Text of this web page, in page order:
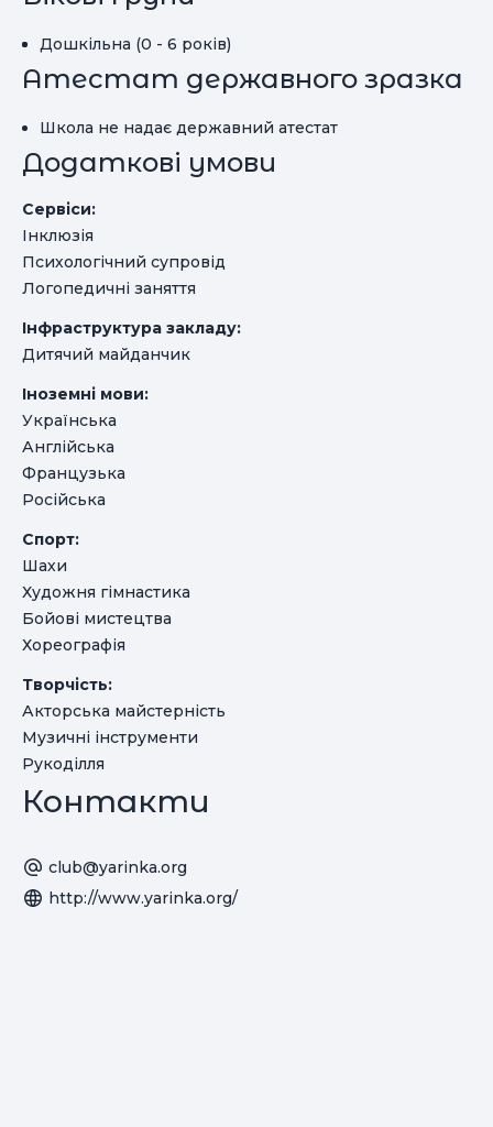
Дошкільна (0 - 6 років)
Атестат державного зразка
Школа не надає державний атестат
Додаткові умови
Сервіси:
Інклюзія
Психологічний супровід
Логопедичні заняття
Інфраструктура закладу:
Дитячий майданчик
Іноземні мови:
Українська
Англійська
Французька
Російська
Спорт:
Шахи
Художня гімнастика
Бойові мистецтва
Хореографія
Творчість:
Акторська майстерність
Музичні інструменти
Рукоділля
Контакти
club@yarinka.org
http://www.yarinka.org/